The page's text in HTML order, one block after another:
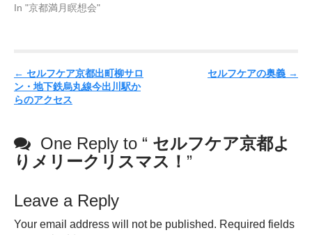
In "京都満月瞑想会"
P
o
s
n
a
i
g
← セルフケア京都出町柳サロ
ン・地下鉄烏丸線今出川駅か
らのアクセス
セルフケアの奥義 →
One Reply to “ セルフケア京都よ
りメリークリスマス！ ”
Leave a Reply
Your email address will not be published. Required fields